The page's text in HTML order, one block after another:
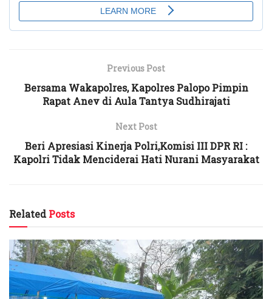
Previous Post
Bersama Wakapolres, Kapolres Palopo Pimpin
Rapat Anev di Aula Tantya Sudhirajati
Next Post
Beri Apresiasi Kinerja Polri,Komisi III DPR RI :
Kapolri Tidak Menciderai Hati Nurani Masyarakat
RelatedPosts